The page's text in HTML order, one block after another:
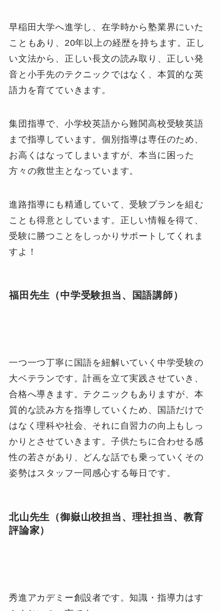
早稲田大学へ進学し、在学時から塾業界にいた
こともあり、20年以上の経歴を持ちます。正し
い文法から、正しい長文の読み取り、正しい発
音と小手先のテクニックではなく、本質的な英
語力を育てていきます。
集団指導で、小学校英語から難関高校受験英語
まで指導しています。個別指導は専任のため、
お高くはなってしまいますが、本当に困った
方々の救世主となっています。
進路指導にも精通していて、受験プランを組む
ことも得意としています。正しい情報を得て、
受験に勝つことをしっかりサポートしてくれま
すよ！
福田先生（中学受験担当、国語講師）
一つ一つ丁寧に国語を紐解いていく中学受験の
大ベテランです。計画を立て実践させていき、
合格へ導きます。テクニックもありますが、本
質的な読み方を指導していくため、国語だけで
はなく理科や社会、それに自習力の向上もしっ
かりとさせていきます。子供たちに合わせる感
性の若さがあり、どんな話でも乗っていくその
姿勢はスタッフ一同感心する毎日です。
北山先生（御嶽山校担当、理社担当、教育
評論家）
秀進アカデミー創設者です。知識・指導力はす